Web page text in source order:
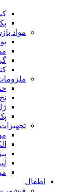
مواد
تجهیزات
اطفال